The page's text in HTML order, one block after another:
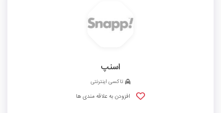
اسنپ
تاکسی اینترنتی
افزودن به علاقه مندی ها